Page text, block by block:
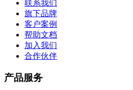
联系我们
旗下品牌
客户案例
帮助文档
加入我们
合作伙伴
产品服务